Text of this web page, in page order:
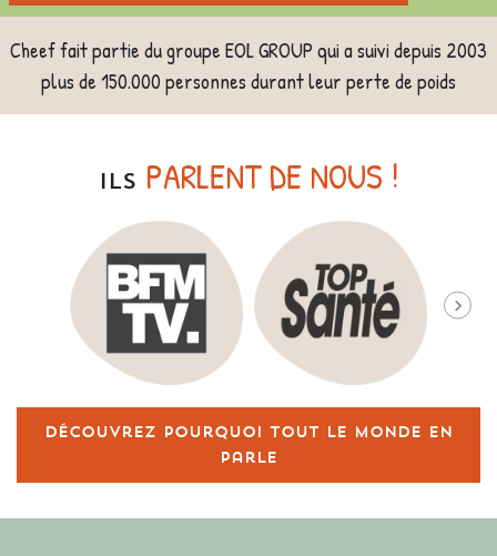
Cheef fait partie du groupe EOL GROUP qui a suivi depuis 2003
plus de 150.000 personnes durant leur perte de poids
ILS PARLENT DE NOUS !
Découvrez pourquoi tout le monde en
parle